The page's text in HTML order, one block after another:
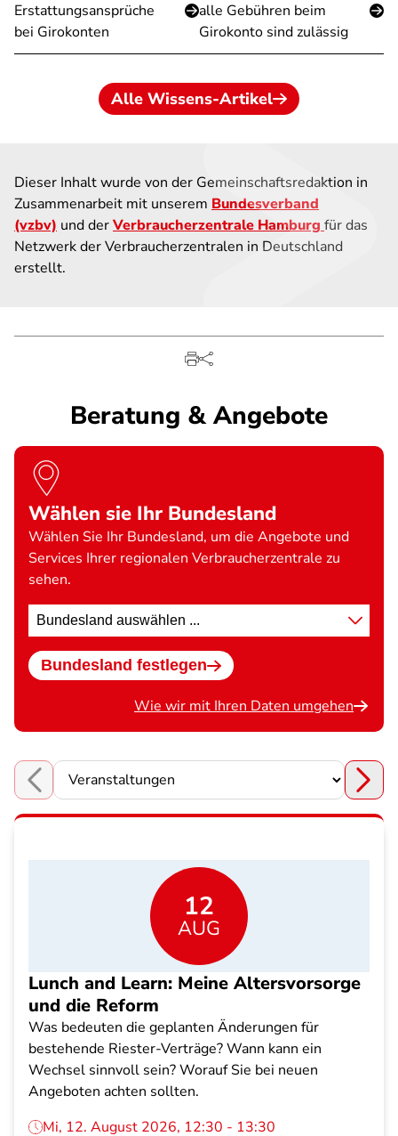
Erstattungsansprüche
bei Girokonten
alle Gebühren beim
Girokonto sind zulässig
Alle Wissens-Artikel
Dieser Inhalt wurde von der Gemeinschaftsredaktion in
Zusammenarbeit mit unserem Bundesverband
(vzbv) und derVerbraucherzentrale Hamburg für das
Netzwerk der Verbraucherzentralen in Deutschland
erstellt.
Beratung & Angebote
Wählen sie Ihr Bundesland
Wählen Sie Ihr Bundesland, um die Angebote und
Services Ihrer regionalen Verbraucherzentrale zu
sehen.
Standort
wählen
Bundesland festlegen
Wie wir mit Ihren Daten umgehen
Choose a section
12
AUG
Lunch and Learn: Meine Altersvorsorge
und die Reform
Was bedeuten die geplanten Änderungen für
bestehende Riester-Verträge? Wann kann ein
Wechsel sinnvoll sein? Worauf Sie bei neuen
Angeboten achten sollten.
Mi, 12. August 2026, 12:30 - 13:30